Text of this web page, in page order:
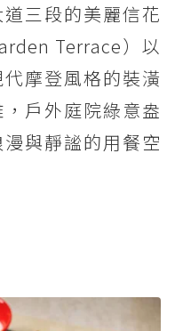
三段的美麗信花
Terrace）以
摩登風格的裝潢
戶外庭院綠意盎
與靜謐的用餐空